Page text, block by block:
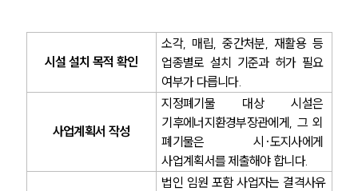
시설 설치 목적 확인
소각, 매립, 중간처분, 재활용 등
업종별로 설치 기준과 허가 필요
여부가 다릅니다.
사업계획서 작성
지정폐기물 대상 시설은
기후에너지환경부장관에게, 그 외
폐기물은 시·도지사에게
사업계획서를 제출해야 합니다.
법인 임원 포함 사업자는 결격사유